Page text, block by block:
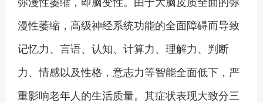
漫性萎缩，高级神经系统功能的全面障碍而导致
记忆力、言语、认知、计算力、理解力、判断
力、情感以及性格，意志力等智能全面低下，严
重影响老年人的生活质量。其症状表现大致分三